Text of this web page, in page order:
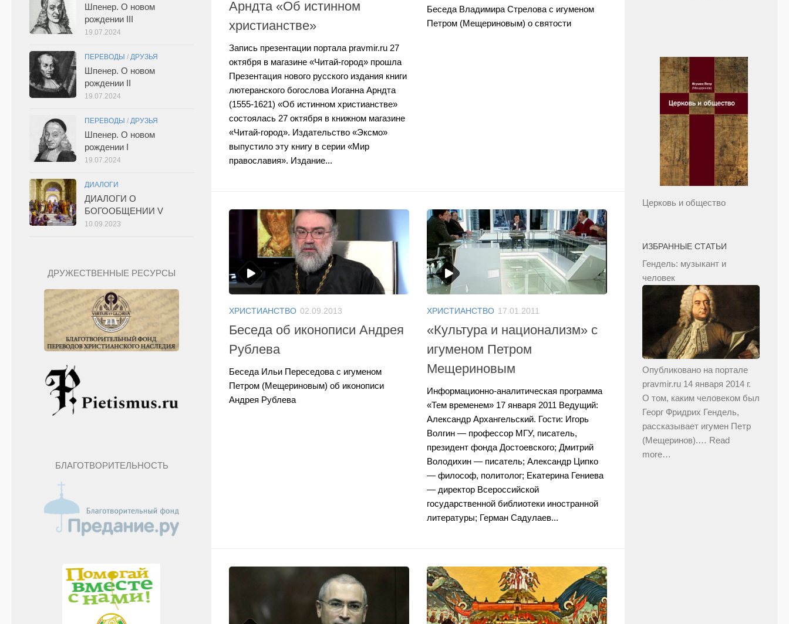
Арндта «Об истинном
христианстве»
Запись презентации портала pravmir.ru 27
октября в магазине «Читай-город» прошла
Презентация нового русского издания книги
лютеранского богослова Иоганна Арндта
(1555-1621) «Об истинном христианстве»
состоялась 27 октября в книжном магазине
«Читай-город». Издательство «Эксмо»
выпустило эту книгу в серии «Мир
православия». Издание...
Беседа Владимира Стрелова с игуменом
Петром (Мещериновым) о святости
ХРИСТИАНСТВО 02.09.2013
Беседа об иконописи Андрея
Рублева
Беседа Ильи Переседова с игуменом
Петром (Мещериновым) об иконописи
Андрея Рублева
ХРИСТИАНСТВО 17.01.2011
«Культура и национализм» с
игуменом Петром
Мещериновым
Информационно-аналитическая программа
«Тем временем» 17 января 2011 Ведущий:
Александр Архангельский. Гости: Игорь
Волгин — профессор МГУ, писатель,
президент фонда Достоевского; Дмитрий
Володихин — писатель; Александр Ципко
— философ, политолог; Екатерина Гениева
— директор Всероссийской
государственной библиотеки иностранной
литературы; Герман Садулаев...
Шпенер. О новом
рождении III
19.07.2024
ПЕРЕВОДЫ / ДРУЗЬЯ
Шпенер. О новом
рождении II
19.07.2024
ПЕРЕВОДЫ / ДРУЗЬЯ
Шпенер. О новом
рождении I
19.07.2024
ДИАЛОГИ
ДИАЛОГИ О
БОГООБЩЕНИИ V
10.09.2023
ДРУЖЕСТВЕННЫЕ РЕСУРСЫ
БЛАГОТВОРИТЕЛЬНОСТЬ
Церковь и общество
ИЗБРАННЫЕ СТАТЬИ
Гендель: музыкант и
человек
Опубликовано на портале
pravmir.ru 14 января 2014 г.
О том, каким человеком был
Георг Фридрих Гендель,
рассказывает игумен Петр
(Мещеринов).… Read
more…